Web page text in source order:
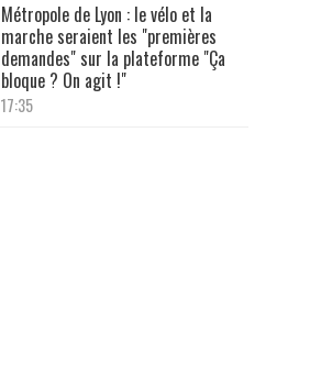
Métropole de Lyon : le vélo et la
marche seraient les "premières
demandes" sur la plateforme "Ça
bloque ? On agit !"
17:35